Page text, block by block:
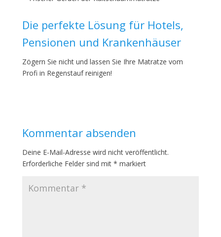
Die perfekte Lösung für Hotels,
Pensionen und Krankenhäuser
Zögern Sie nicht und lassen Sie Ihre Matratze vom
Profi in Regenstauf reinigen!
Kommentar absenden
Deine E-Mail-Adresse wird nicht veröffentlicht.
Erforderliche Felder sind mit * markiert